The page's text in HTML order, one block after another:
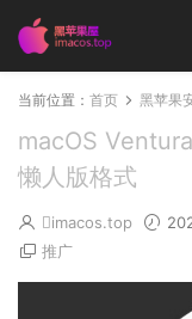
当前位置： 首页 黑苹果
macOS
懒人版格式
imacos.top
推广